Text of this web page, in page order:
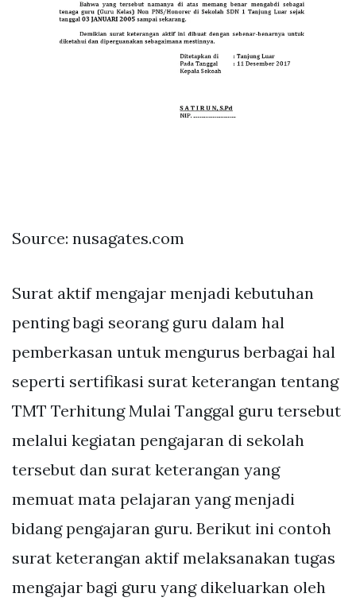
Source: nusagates.com
Surat aktif mengajar menjadi kebutuhan
penting bagi seorang guru dalam hal
pemberkasan untuk mengurus berbagai hal
seperti sertifikasi surat keterangan tentang
TMT Terhitung Mulai Tanggal guru tersebut
melalui kegiatan pengajaran di sekolah
tersebut dan surat keterangan yang
memuat mata pelajaran yang menjadi
bidang pengajaran guru. Berikut ini contoh
surat keterangan aktif melaksanakan tugas
mengajar bagi guru yang dikeluarkan oleh